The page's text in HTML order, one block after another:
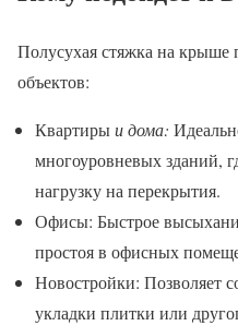
Полусухая стяжка на крыше
объектов:
Квартирыи дома:
многоуровневых зданий,
нагрузку на перекрытия.
Офисы: Быстрое
простоя в офисных
Новостройки: Позволяет
укладки плитки или